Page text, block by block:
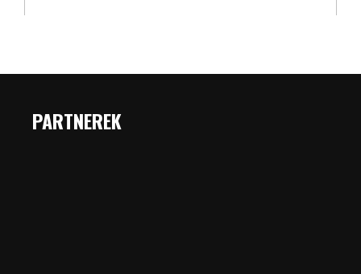
PARTNEREK